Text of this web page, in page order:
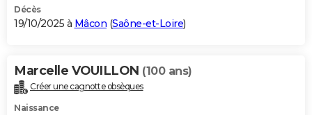
Décès
19/10/2025 à Mâcon (Saône-et-Loire)
Marcelle VOUILLON (100 ans)
Créer une cagnotte obsèques
Naissance